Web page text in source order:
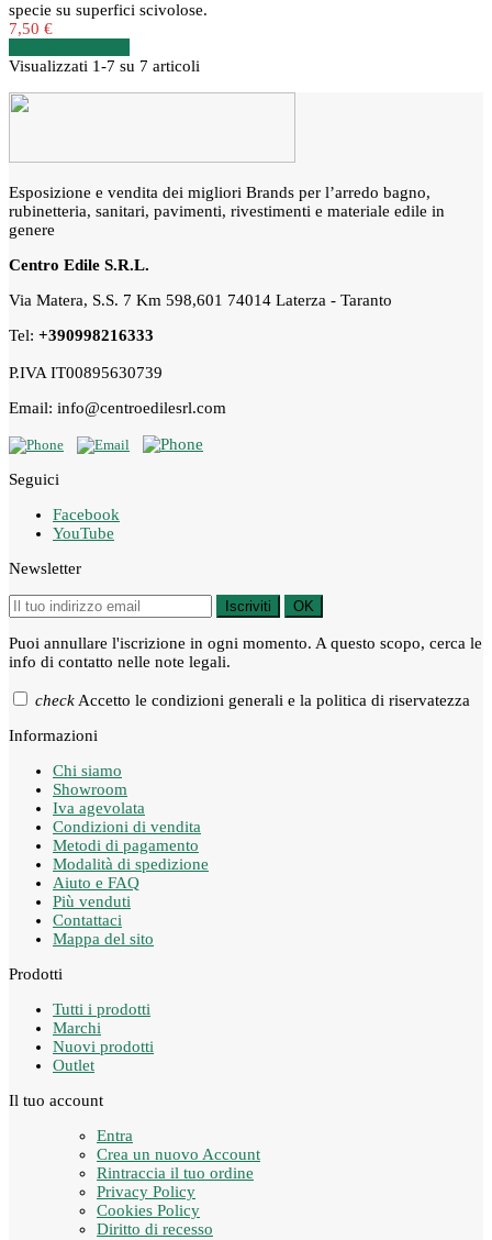
specie su superfici scivolose.
7,50 €
Visualizzati 1-7 su 7 articoli
Esposizione e vendita dei migliori Brands per l’arredo bagno,
rubinetteria, sanitari, pavimenti, rivestimenti e materiale edile in
genere
Centro Edile S.R.L.
Via Matera, S.S. 7 Km 598,601 74014 Laterza - Taranto
Tel: +390998216333
P.IVA IT00895630739
Email: info@centroedilesrl.com
Seguici
Facebook
YouTube
Newsletter
Iscriviti OK
Puoi annullare l'iscrizione in ogni momento. A questo scopo, cerca le
info di contatto nelle note legali.
check Accetto le condizioni generali e la politica di riservatezza
Informazioni
Chi siamo
Showroom
Iva agevolata
Condizioni di vendita
Metodi di pagamento
Modalità di spedizione
Aiuto e FAQ
Più venduti
Contattaci
Mappa del sito
Prodotti
Tutti i prodotti
Marchi
Nuovi prodotti
Outlet
Il tuo account
Entra
Crea un nuovo Account
Rintraccia il tuo ordine
Privacy Policy
Cookies Policy
Diritto di recesso